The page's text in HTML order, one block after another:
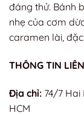
đáng thử. Bánh
nhẹ của cơm
caramen lài,
THÔNG TIN
Địa chỉ: 74/7 Hai
HCM